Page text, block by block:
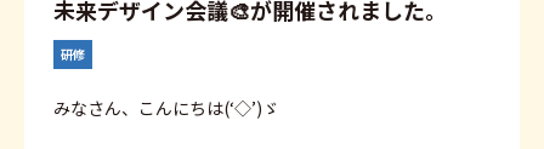
未来デザイン会議🎨が開催されました。
研修
みなさん、こんにちは(‘◇’)ゞ